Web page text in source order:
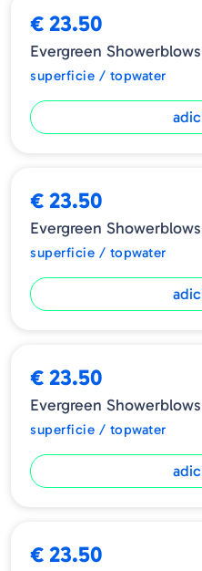
€ 23.50
Evergreen
superficie / topwater
€ 23.50
Evergreen
superficie / topwater
€ 23.50
Evergreen
superficie / topwater
€ 23.50